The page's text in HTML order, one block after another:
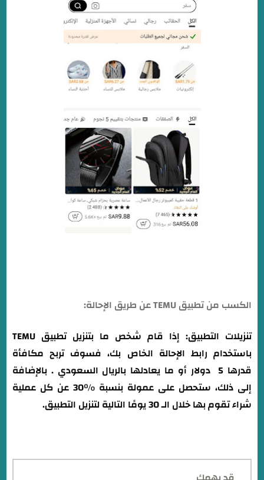
الكسب من تطبيق TEMU عن طريق الإحالة:
تنزيلات
التطبيق: إذا قام شخص ما بتنزيل تطبيق TEMU
باستخدام رابط الإحالة الخاص بك، فسوف تربح مكافأة
قدرها 5 دولار أو ما يعادلها بالريال السعودي . بالإضافة
إلى ذلك، ستحصل على عمولة بنسبة %30 عن كل عملية
شراء تقوم بها خلال الـ 30 يومًا التالية لتنزيل التطبيق.